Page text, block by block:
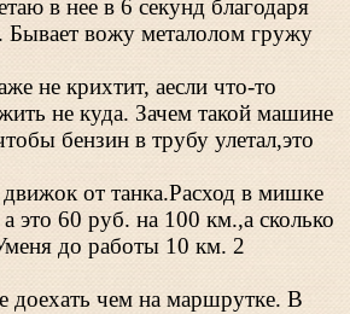
в нее в 6 секунд благодаря
вожу металолом гружу
не крихтит, аесли что-то
не куда. Зачем такой машине
бензин в трубу улетал,это
движок от танка.Расход в мишке
это 60 руб. на 100 км.,а сколько
до работы 10 км. 2
доехать чем на маршрутке. В